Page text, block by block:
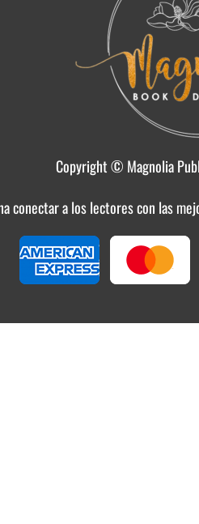
Copyright © Magnolia
conectar a los lectores con las